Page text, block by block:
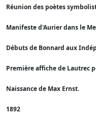
Réunion des poètes
Manifeste d'Aurier dans le
Débuts de Bonnard aux
Première affiche de Lautrec
Naissance de Max Ernst.
1892